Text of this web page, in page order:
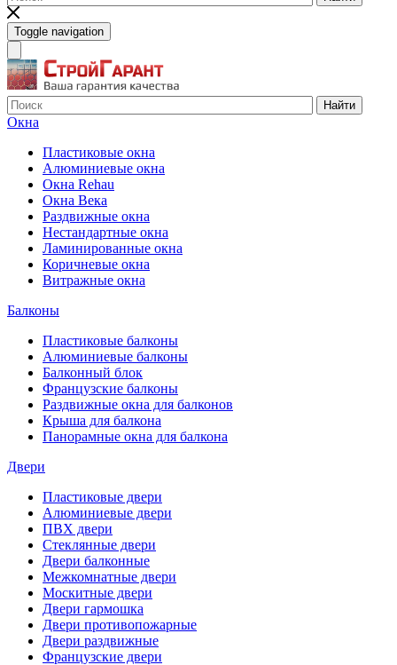
Toggle navigation
Найти
Окна
Пластиковые окна
Алюминиевые окна
Окна Rehau
Окна Века
Раздвижные окна
Нестандартные окна
Ламинированные окна
Коричневые окна
Витражные окна
Балконы
Пластиковые балконы
Алюминиевые балконы
Балконный блок
Французские балконы
Раздвижные окна для балконов
Крыша для балкона
Панорамные окна для балкона
Двери
Пластиковые двери
Алюминиевые двери
ПВХ двери
Стеклянные двери
Двери балконные
Межкомнатные двери
Москитные двери
Двери гармошка
Двери противопожарные
Двери раздвижные
Французские двери